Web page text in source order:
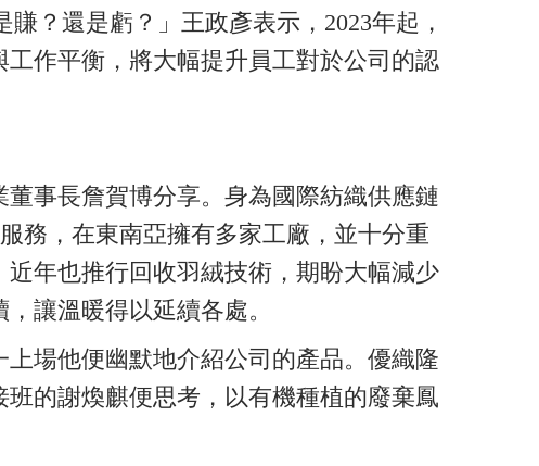
？還是虧？」王政彥表示，2023年起，
作平衡，將大幅提升員工對於公司的認
事長詹賀博分享。身為國際紡織供應鏈
務，在東南亞擁有多家工廠，並十分重
年也推行回收羽絨技術，期盼大幅減少
讓溫暖得以延續各處。
場他便幽默地介紹公司的產品。優織隆
的謝煥麒便思考，以有機種植的廢棄鳳